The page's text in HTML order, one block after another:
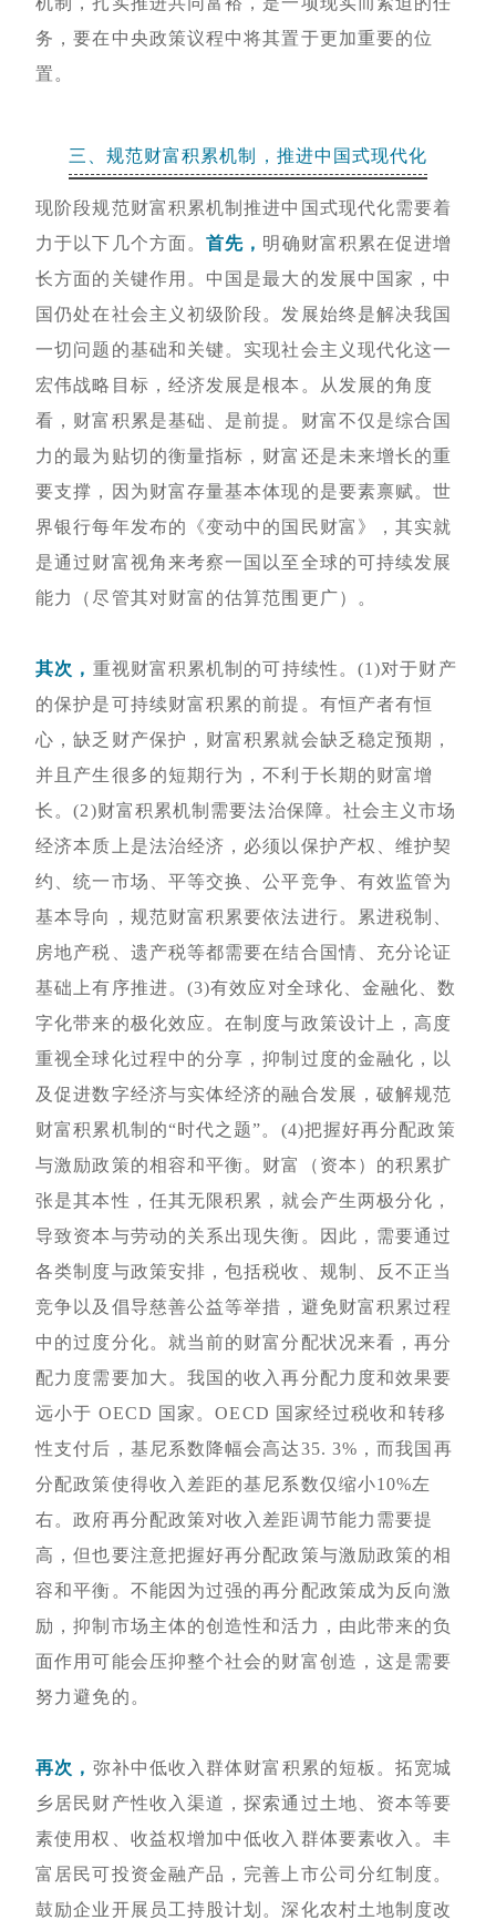
务，要在中央政策议程中将其置于更加重要的位
置。
三、规范财富积累机制，推进中国式现代化
现阶段规范财富积累机制推进中国式现代化需要着
力于以下几个方面。首先， 明确财富积累在促进增
长方面的关键作用。中国是最大的发展中国家，中
国仍处在社会主义初级阶段。发展始终是解决我国
一切问题的基础和关键。实现社会主义现代化这一
宏伟战略目标，经济发展是根本。从发展的角度
看，财富积累是基础、是前提。财富不仅是综合国
力的最为贴切的衡量指标，财富还是未来增长的重
要支撑，因为财富存量基本体现的是要素禀赋。世
界银行每年发布的《变动中的国民财富》，其实就
是通过财富视角来考察一国以至全球的可持续发展
能力（尽管其对财富的估算范围更广）。
其次， 重视财富积累机制的可持续性。(1)对于财产
的保护是可持续财富积累的前提。有恒产者有恒
心，缺乏财产保护，财富积累就会缺乏稳定预期，
并且产生很多的短期行为，不利于长期的财富增
长。(2)财富积累机制需要法治保障。社会主义市场
经济本质上是法治经济，必须以保护产权、维护契
约、统一市场、平等交换、公平竞争、有效监管为
基本导向，规范财富积累要依法进行。累进税制、
房地产税、遗产税等都需要在结合国情、充分论证
基础上有序推进。(3)有效应对全球化、金融化、数
字化带来的极化效应。在制度与政策设计上，高度
重视全球化过程中的分享，抑制过度的金融化，以
及促进数字经济与实体经济的融合发展，破解规范
财富积累机制的“时代之题”。(4)把握好再分配政策
与激励政策的相容和平衡。财富（资本）的积累扩
张是其本性，任其无限积累，就会产生两极分化，
导致资本与劳动的关系出现失衡。因此，需要通过
各类制度与政策安排，包括税收、规制、反不正当
竞争以及倡导慈善公益等举措，避免财富积累过程
中的过度分化。就当前的财富分配状况来看，再分
配力度需要加大。我国的收入再分配力度和效果要
远小于 OECD 国家。OECD 国家经过税收和转移
性支付后，基尼系数降幅会高达35. 3%，而我国再
分配政策使得收入差距的基尼系数仅缩小10%左
右。政府再分配政策对收入差距调节能力需要提
高，但也要注意把握好再分配政策与激励政策的相
容和平衡。不能因为过强的再分配政策成为反向激
励，抑制市场主体的创造性和活力，由此带来的负
面作用可能会压抑整个社会的财富创造，这是需要
努力避免的。
再次， 弥补中低收入群体财富积累的短板。拓宽城
乡居民财产性收入渠道，探索通过土地、资本等要
素使用权、收益权增加中低收入群体要素收入。丰
富居民可投资金融产品，完善上市公司分红制度。
鼓励企业开展员工持股计划。深化农村土地制度改